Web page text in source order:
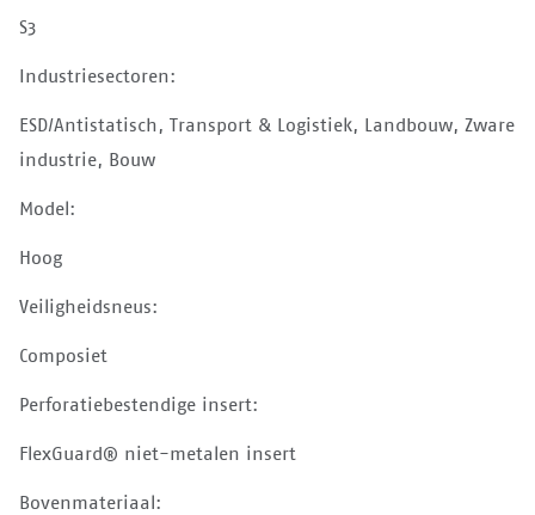
S3
Industriesectoren:
ESD/Antistatisch, Transport & Logistiek, Landbouw, Zware
industrie, Bouw
Model:
Hoog
Veiligheidsneus:
Composiet
Perforatiebestendige insert:
FlexGuard® niet-metalen insert
Bovenmateriaal: